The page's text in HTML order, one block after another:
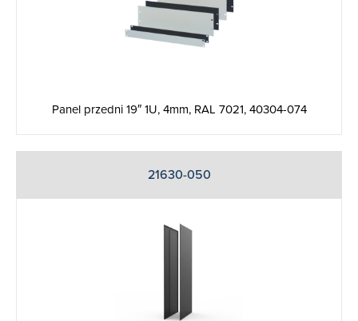
Panel przedni 19″ 1U, 4mm, RAL 7021, 40304-074
21630-050